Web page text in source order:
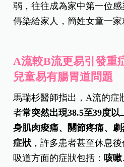
弱，往往成為家中第一位
傳染給家人，簡姓女童一家
A流較B流更易引發重
兒童易有腸胃道問題
馬瑞杉醫師指出，A流的症
者常突然出現38.5至39度
身肌肉痠痛、關節疼痛、
症狀 ，許多患者甚至休息
吸道方面的症狀包括： 咳